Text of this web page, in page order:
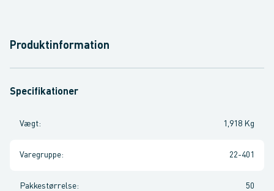
Produktinformation
Specifikationer
Vægt: 1,918 Kg
Varegruppe: 22-401
Pakkestørrelse: 50